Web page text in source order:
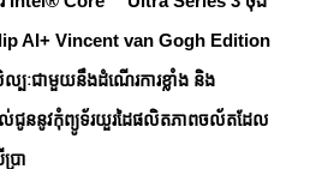
AI+ Vincent van Gogh Edition
បៈជាមួយនឹងដំណើរការខ្លាំង និង
ល់ជូននូវកុំព្យូទ័រយួរដៃផលិតភាពចល័តដែល
រា